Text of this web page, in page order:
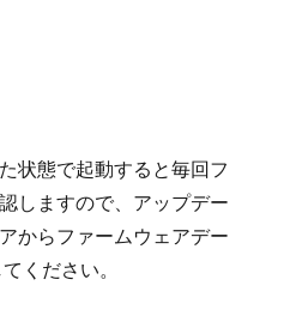
状態で起動すると毎回フ
しますので、アップデー
からファームウェアデー
ださい。